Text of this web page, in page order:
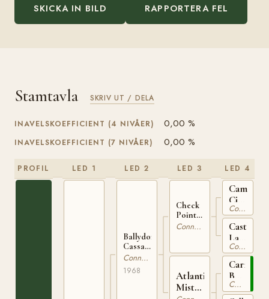
SKICKA IN BILD RAPPORTERA FEL
Stamtavla SKRIV UT / DELA
INAVELSKOEFFICIENT (4 NIVÅER) 0,00 %
INAVELSKOEFFICIENT (7 NIVÅER) 0,00 %
PROFIL LED 1 LED 2
Ballydonagh
Cassanova
IRE 370Connemara
1968
LED 3
Check
Point
CharlieConnemara
Atlantic
Mist
LED 4
Camlin
Cicada
IRE
119
Connemara
Lady
IRE
2009
Connemara
Carna
Bobby
IRE
Connemara